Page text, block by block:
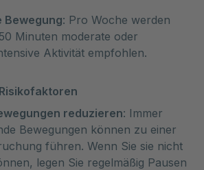
Bewegung: Pro Woche werden
Minuten moderate oder
Aktivität empfohlen.
reduzieren: Immer
Bewegungen können zu einer
führen. Wenn Sie sie nicht
legen Sie regelmäßig Pausen